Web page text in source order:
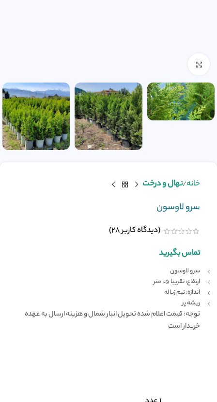
خانه نهال و درخت
سرو لاوسون
(دیدگاه کاربر28
)
تماس بگیرید
سرو لاوسون
ارتفاع: تقریبا 1.5 متر
اندازه: نیم زباله
ریشه پر
توجه: قیمت اعلام شده تحویل انبار شمال و هزینه ارسال به عهده
خریدار است